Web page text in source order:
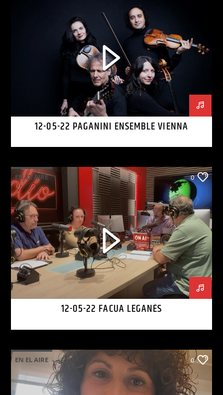
12-05-22 PAGANINI ENSEMBLE VIENNA
EN EL AIRE 0
12-05-22 FACUA LEGANÉS
EN EL AIRE 0